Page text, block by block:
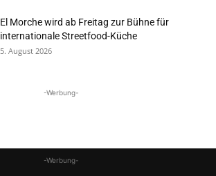
El Morche wird ab Freitag zur Bühne für
internationale Streetfood-Küche
5. August 2026
-Werbung-
-Werbung-